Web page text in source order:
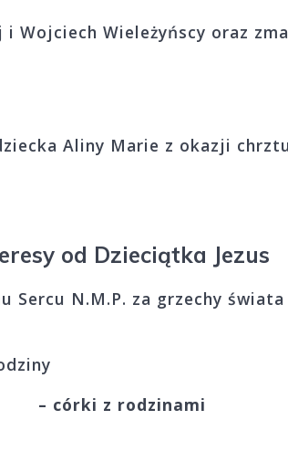
Wojciech Wieleżyńscy oraz
dziecka Aliny Marie z okazji
od Dzieciątka Jezus
Sercu N.M.P. za grzechy
– córki z rodzinami